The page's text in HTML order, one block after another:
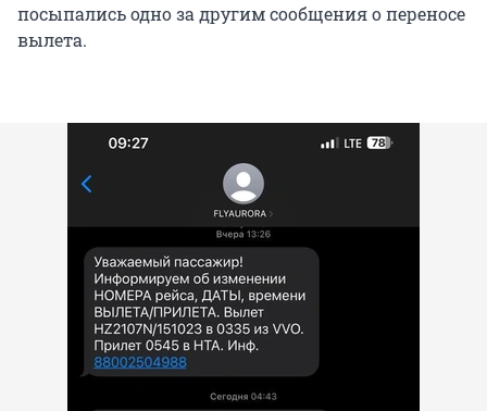
посыпались одно за другим сообщения о переносе
вылета.